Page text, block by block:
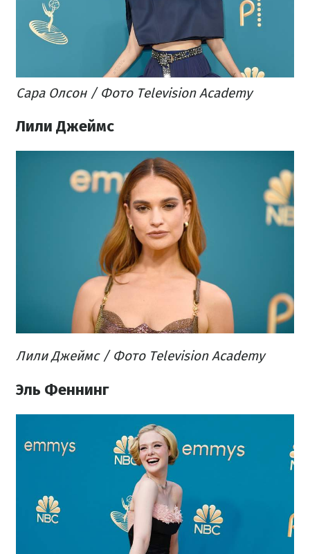
Сара Олсон / Фото Television Academy
Лили Джеймс
Лили Джеймс / Фото Television Academy
Эль Феннинг